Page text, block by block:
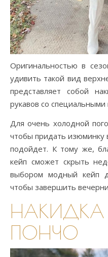
Оригинальностью в
удивить такой вид
представляет собой
рукавов со
Для очень холодной
чтобы придать изюминку
подойдет. К тому же,
кейп сможет скрыть
выбором модный кейп
чтобы завершить
ПОНЧО